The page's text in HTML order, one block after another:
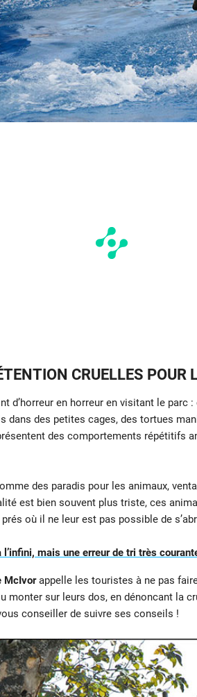
CRUELLES POUR
d’horreur en horreur en visitant le parc
des petites cages, des tortues
des comportements répétitifs
des paradis pour les animaux,
est bien souvent plus triste, ces
où il ne leur est pas possible de
l’infini, mais une erreur de tri très
McIvorappelle les touristes à ne pas
monter sur leurs dos, en dénoncant la
conseiller de suivre ses conseils !